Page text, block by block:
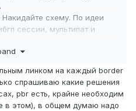
схему. По идеи
сессии, мультипат и
vrf-lite обычно стоит
линком на каждый border
спрашиваю какие решения
pbr есть, крайне необходим
в этом), в общем думаю надо